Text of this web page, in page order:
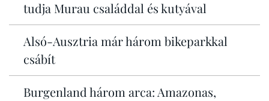
tudja Murau családdal és kutyával
Alsó-Ausztria már három bikeparkkal
csábít
Burgenland három arca: Amazonas,